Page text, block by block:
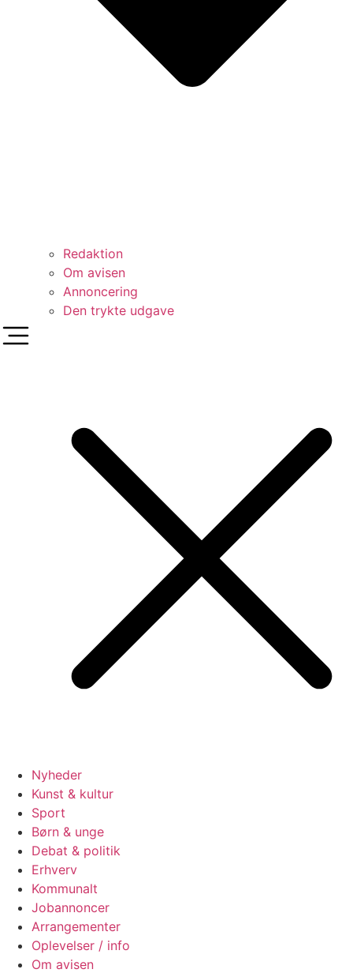
Redaktion
Om avisen
Annoncering
Den trykte udgave
Nyheder
Kunst & kultur
Sport
Børn & unge
Debat & politik
Erhverv
Kommunalt
Jobannoncer
Arrangementer
Oplevelser / info
Om avisen